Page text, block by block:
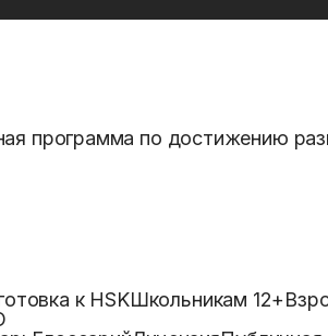
программа по достижению
к HSKШкольникам 12+